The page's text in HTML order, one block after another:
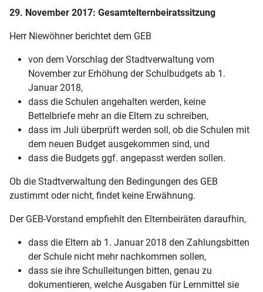
29. November 2017: Gesamtelternbeiratssitzung
Herr Niewöhner berichtet dem GEB
von dem Vorschlag der Stadtverwaltung vom
November zur Erhöhung der Schulbudgets ab 1.
Januar 2018,
dass die Schulen angehalten werden, keine
Bettelbriefe mehr an die Eltern zu schreiben,
dass im Juli überprüft werden soll, ob die Schulen mit
dem neuen Budget ausgekommen sind, und
dass die Budgets ggf. angepasst werden sollen.
Ob die Stadtverwaltung den Bedingungen des GEB
zustimmt oder nicht, findet keine Erwähnung.
Der GEB-Vorstand empfiehlt den Elternbeiräten daraufhin,
dass die Eltern ab 1. Januar 2018 den Zahlungsbitten
der Schule nicht mehr nachkommen sollen,
dass sie ihre Schulleitungen bitten, genau zu
dokumentieren, welche Ausgaben für Lernmittel sie